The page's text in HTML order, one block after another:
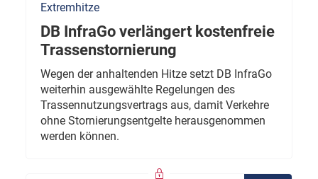
Extremhitze
DB InfraGo verlängert kostenfreie
Trassenstornierung
Wegen der anhaltenden Hitze setzt DB InfraGo
weiterhin ausgewählte Regelungen des
Trassennutzungsvertrags aus, damit Verkehre
ohne Stornierungsentgelte herausgenommen
werden können.